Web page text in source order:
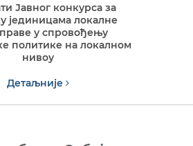
Јавног конкурса за
јединицама локалне
у спровођењу
политике на локалном
нивоу
Детаљније